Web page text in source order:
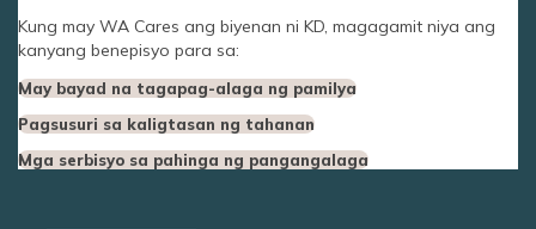
Kung may WA Cares ang biyenan ni KD, magagamit niya ang
kanyang benepisyo para sa:
May bayad na tagapag-alaga ng pamilya
Pagsusuri sa kaligtasan ng tahanan
Mga serbisyo sa pahinga ng pangangalaga